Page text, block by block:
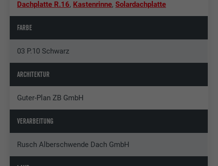
Dachplatte R.16, Kastenrinne,Solardachplatte
FARBE
03 P.10 Schwarz
ARCHITEKTUR
Guter-Plan ZB GmbH
VERARBEITUNG
Rusch Alberschwende Dach GmbH